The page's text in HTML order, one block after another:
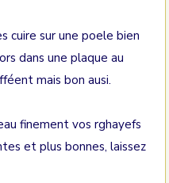
cuire sur une poele bien
dans une plaque au
mais bon ausi.
finement vos rghayefs
et plus bonnes, laissez